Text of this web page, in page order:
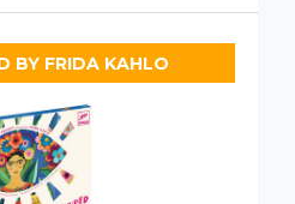
BY FRIDA KAHLO